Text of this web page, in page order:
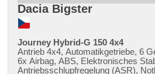
Dacia Bigster
Journey Hybrid-G 150 4x4
Antrieb 4x4, Automatikgetriebe, 6
6x Airbag, ABS, Elektronisches
Antriebsschlupfregelung (ASR),